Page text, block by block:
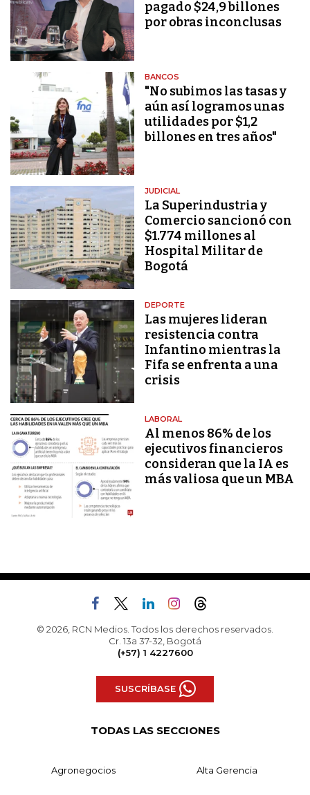
pagado $24,9 billones
por obras inconclusas
BANCOS
"No subimos las tasas y
aún así logramos unas
utilidades por $1,2
billones en tres años"
JUDICIAL
La Superindustria y
Comercio sancionó con
$1.774 millones al
Hospital Militar de
Bogotá
DEPORTE
Las mujeres lideran
resistencia contra
Infantino mientras la
Fifa se enfrenta a una
crisis
LABORAL
Al menos 86% de los
ejecutivos financieros
consideran que la IA es
más valiosa que un MBA
© 2026, RCN Medios. Todos los derechos reservados.
Cr. 13a 37-32, Bogotá
(+57) 1 4227600
SUSCRÍBASE
TODAS LAS SECCIONES
Agronegocios Alta Gerencia